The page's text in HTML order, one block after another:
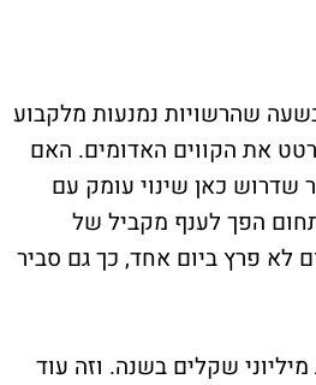
ובשעה שהרשויות נמנעות מלקבוע
את הקווים האדומים. האם
שדרוש כאן שינוי עומק עם
הפך לענף מקביל של
לא פרץ ביום אחד, כך גם סביר
שקלים בשנה. וזה עוד